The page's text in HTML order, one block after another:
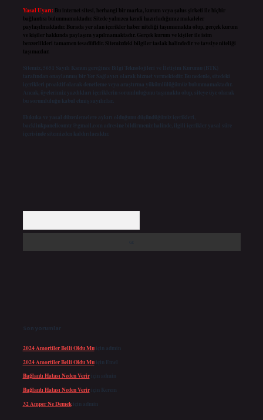
Yasal Uyarı: Bu internet sitesi, herhangi bir marka, kurum veya şahıs şirketi ile hiçbir
bağlantısı bulunmamaktadır. Sitede yalnızca kendi hazırladığımız makaleler
paylaşılmaktadır. Burada yer alan içerikler haber niteliği taşımamakta olup, gerçek kurum
ve kişiler hakkında paylaşım yapılmamaktadır. Gerçek kurum ve kişiler ile isim
benzerlikleri tamamen tesadüfidir. Sitemizdeki bilgiler taslak halindedir ve tavsiye niteliği
taşımazlar.
Sitemiz, 5651 Sayılı Kanun gereğince Bilgi Teknolojileri ve İletişim Kurumu (BTK)
tarafından onaylanmış bir Yer Sağlayıcı olarak hizmet vermektedir. Bu nedenle, sitedeki
içerikleri proaktif olarak denetleme veya araştırma yükümlülüğümüz bulunmamaktadır.
Ancak, üyelerimiz yazdıkları içeriklerin sorumluluğunu taşımakta olup, siteye üye olarak
bu sorumluluğu kabul etmiş sayılırlar.
Hukuka ve yasal düzenlemelere aykırı olduğunu düşündüğünüz içerikleri,
backlinkpanelicomtr@gmail.com adresine bildirmeniz halinde, ilgili içerikler yasal süre
içerisinde sitemizden kaldırılacaktır.
Son yorumlar
2024 Amortiler Belli Oldu Muiçin admin
2024 Amortiler Belli Oldu Muiçin Emel
Bağlantı Hatası Neden Veririçin admin
Bağlantı Hatası Neden Veririçin Kerem
32 Amper Ne Demekiçin admin